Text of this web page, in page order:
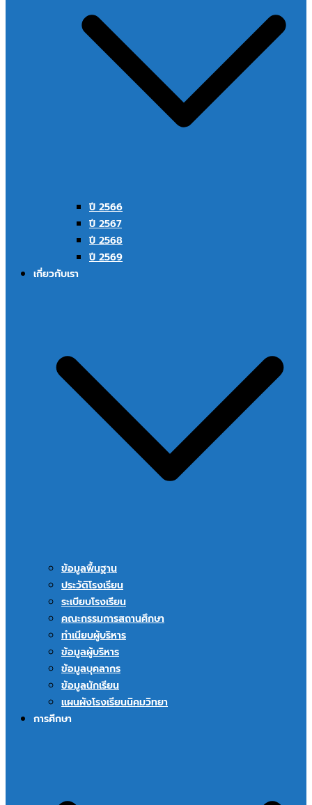
ปี 2566
ปี 2567
ปี 2568
ปี 2569
เกี่ยวกับเรา
ข้อมูลพื้นฐาน
ประวัติโรงเรียน
ระเบียบโรงเรียน
คณะกรรมการสถานศึกษา
ทำเนียบผู้บริหาร
ข้อมูลผู้บริหาร
ข้อมูลบุคลากร
ข้อมูลนักเรียน
แผนผังโรงเรียนนิคมวิทยา
การศึกษา